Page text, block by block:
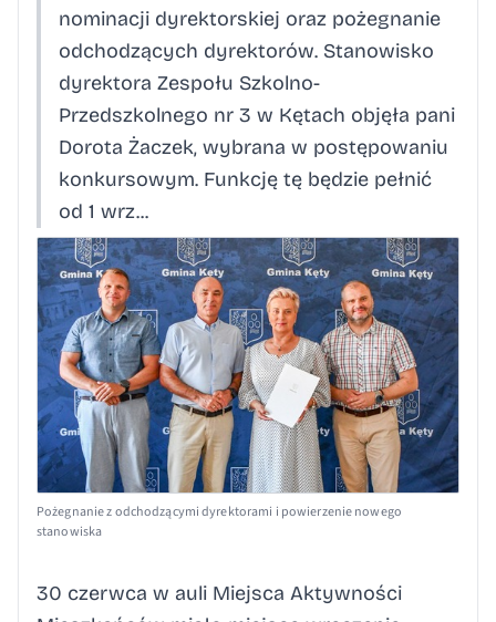
nominacji dyrektorskiej oraz pożegnanie
odchodzących dyrektorów. Stanowisko
dyrektora Zespołu Szkolno-
Przedszkolnego nr 3 w Kętach objęła pani
Dorota Żaczek, wybrana w postępowaniu
konkursowym. Funkcję tę będzie pełnić
od 1 wrz...
Pożegnanie z odchodzącymi dyrektorami i powierzenie nowego
stanowiska
30 czerwca w auli Miejsca Aktywności